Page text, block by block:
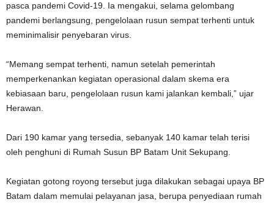
pasca pandemi Covid-19. Ia mengakui, selama gelombang
pandemi berlangsung, pengelolaan rusun sempat terhenti untuk
meminimalisir penyebaran virus.
“Memang sempat terhenti, namun setelah pemerintah
memperkenankan kegiatan operasional dalam skema era
kebiasaan baru, pengelolaan rusun kami jalankan kembali,” ujar
Herawan.
Dari 190 kamar yang tersedia, sebanyak 140 kamar telah terisi
oleh penghuni di Rumah Susun BP Batam Unit Sekupang.
Kegiatan gotong royong tersebut juga dilakukan sebagai upaya BP
Batam dalam memulai pelayanan jasa, berupa penyediaan rumah